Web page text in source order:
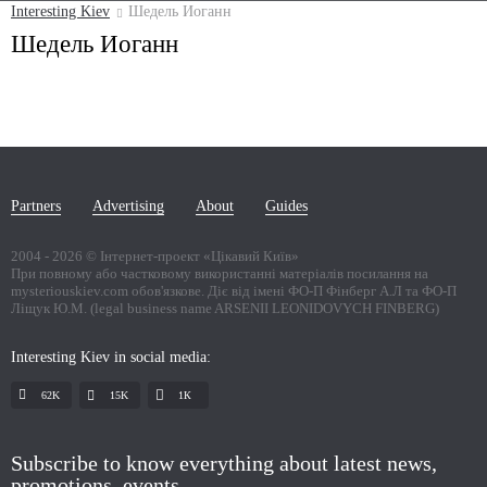
Interesting Kiev Шедель Иоганн
Шедель Иоганн
Partners Advertising About Guides
2004 - 2026 © Інтернет-проект «Цікавий Київ»
При повному або частковому використанні матеріалів посилання на
mysteriouskiev.com обов'язкове. Діє від імені ФО-П Фінберг А.Л та ФО-П
Ліщук Ю.М. (legal business name ARSENII LEONIDOVYCH FINBERG)
Interesting Kiev in social media:
62K 15K 1К
Subscribe to know everything about latest news,